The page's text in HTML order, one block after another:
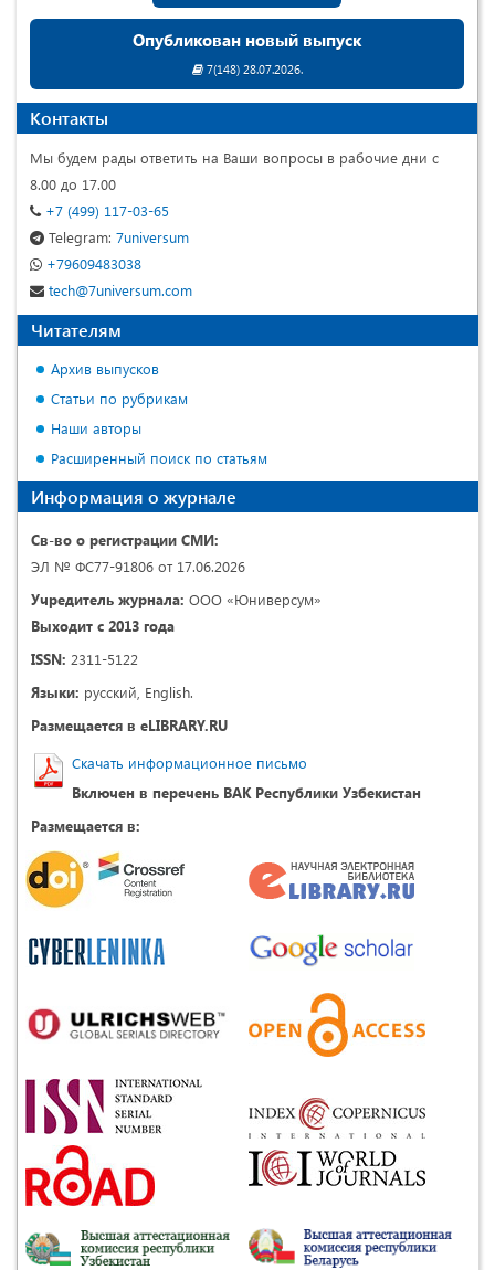
Опубликован новый выпуск
7(148) 28.07.2026.
Контакты
Мы будем рады ответить на Ваши вопросы в рабочие дни с
8.00 до 17.00
+7 (499) 117-03-65
Telegram: 7universum
+79609483038
tech@7universum.com
Читателям
Архив выпусков
Статьи по рубрикам
Наши авторы
Расширенный поиск по статьям
Информация о журнале
Св-во о регистрации СМИ:
ЭЛ № ФС77-91806 от 17.06.2026
Учредитель журнала: ООО «Юниверсум»
Выходит с 2013 года
ISSN: 2311-5122
Языки: русский, English.
Размещается в eLIBRARY.RU
Скачать информационное письмо
Включен в перечень ВАК Республики Узбекистан
Размещается в: